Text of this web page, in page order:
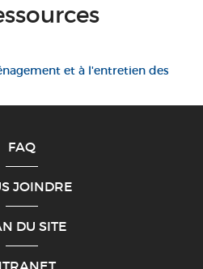
et à l'entretien des
FAQ
JOINDRE
DU SITE